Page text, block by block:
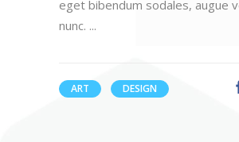
eget bibendum sodales, augue
nunc.
ART DESIGN